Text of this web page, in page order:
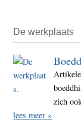
De werkplaats
zich
lees meer »